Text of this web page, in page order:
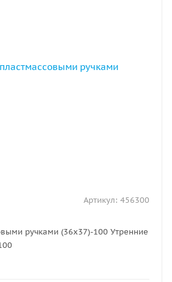
Артикул: 456300
ручками (36х37)-100 Утренние